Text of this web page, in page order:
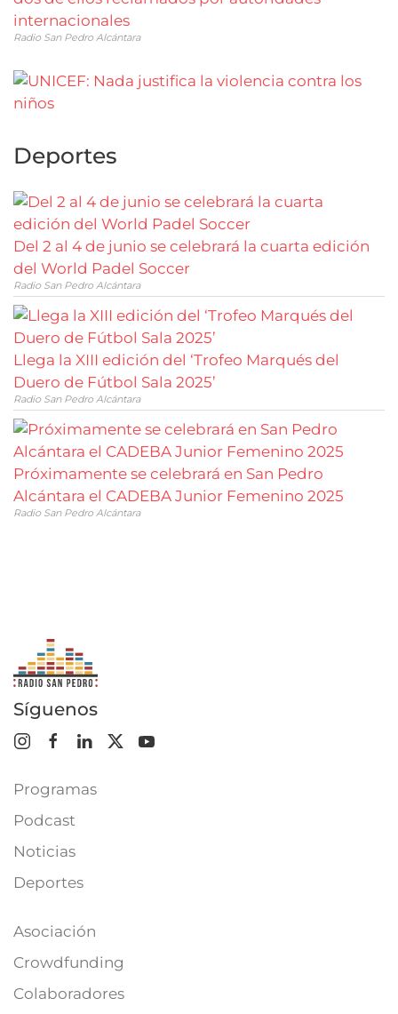
internacionales
Radio San Pedro Alcántara
Deportes
Del 2 al 4 de junio se celebrará la cuarta edición
del World Padel Soccer
Radio San Pedro Alcántara
Llega la XIII edición del ‘Trofeo Marqués del
Duero de Fútbol Sala 2025’
Radio San Pedro Alcántara
Próximamente se celebrará en San Pedro
Alcántara el CADEBA Junior Femenino 2025
Radio San Pedro Alcántara
Síguenos
Programas
Podcast
Noticias
Deportes
Asociación
Crowdfunding
Colaboradores